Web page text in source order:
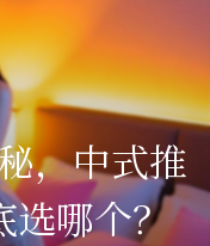
，中式推
选哪个？